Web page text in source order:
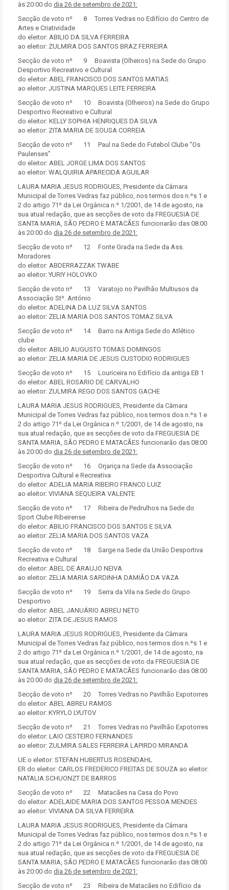
às 20:00 do dia 26 de setembro de 2021:
Secção de voto nº 8 Torres Vedras no Edifício do Centro de
Artes e Criatividade
do eleitor: ABILIO DA SILVA FERREIRA
ao eleitor: ZULMIRA DOS SANTOS BRAZ FERREIRA
Secção de voto nº 9 Boavista (Olheiros) na Sede do Grupo
Desportivo Recreativo e Cultural
do eleitor: ABEL FRANCISCO DOS SANTOS MATIAS
ao eleitor: JUSTINA MARQUES LEITE FERREIRA
Secção de voto nº 10 Boavista (Olheiros) na Sede do Grupo
Desportivo Recreativo e Cultural
do eleitor: KELLY SOPHIA HENRIQUES DA SILVA
ao eleitor: ZITA MARIA DE SOUSA CORREIA
Secção de voto nº 11 Paul na Sede do Futebol Clube “Os
Paulenses”
do eleitor: ABEL JORGE LIMA DOS SANTOS
ao eleitor: WALQUIRIA APARECIDA AGUILAR
LAURA MARIA JESUS RODRIGUES, Presidente da Câmara
Municipal de Torres Vedras faz público, nos termos dos n.ºs 1 e
2 do artigo 71º da Lei Orgânica n.º 1/2001, de 14 de agosto, na
sua atual redação, que as secções de voto da FREGUESIA DE
SANTA MARIA, SÃO PEDRO E MATACÃES funcionarão das 08:00
às 20:00 do dia 26 de setembro de 2021:
Secção de voto nº 12 Fonte Grada na Sede da Ass.
Moradores
do eleitor: ABDERRAZZAK TWABE
ao eleitor: YURIY HOLOVKO
Secção de voto nº 13 Varatojo no Pavilhão Multiusos da
Associação Stº. António
do eleitor: ADELINA DA LUZ SILVA SANTOS
ao eleitor: ZELIA MARIA DOS SANTOS TOMAZ SILVA
Secção de voto nº 14 Barro na Antiga Sede do Atlético
clube
do eleitor: ABILIO AUGUSTO TOMAS DOMINGOS
ao eleitor: ZELIA MARIA DE JESUS CUSTODIO RODRIGUES
Secção de voto nº 15 Louriceira no Edifício da antiga EB 1
do eleitor: ABEL ROSARIO DE CARVALHO
ao eleitor: ZULMIRA REGO DOS SANTOS GACHE
LAURA MARIA JESUS RODRIGUES, Presidente da Câmara
Municipal de Torres Vedras faz público, nos termos dos n.ºs 1 e
2 do artigo 71º da Lei Orgânica n.º 1/2001, de 14 de agosto, na
sua atual redação, que as secções de voto da FREGUESIA DE
SANTA MARIA, SÃO PEDRO E MATACÃES funcionarão das 08:00
às 20:00 do dia 26 de setembro de 2021:
Secção de voto nº 16 Orjariça na Sede da Associação
Desportiva Cultural e Recreativa
do eleitor: ADELIA MARIA RIBEIRO FRANCO LUIZ
ao eleitor: VIVIANA SEQUEIRA VALENTE
Secção de voto nº 17 Ribeira de Pedrulhos na Sede do
Sport Clube Ribeirense
do eleitor: ABILIO FRANCISCO DOS SANTOS E SILVA
ao eleitor: ZELIA MARIA DOS SANTOS VAZA
Secção de voto nº 18 Sarge na Sede da União Desportiva
Recreativa e Cultural
do eleitor: ABEL DE ARAUJO NEIVA
ao eleitor: ZELIA MARIA SARDINHA DAMIÃO DA VAZA
Secção de voto nº 19 Serra da Vila na Sede do Grupo
Desportivo
do eleitor: ABEL JANUÁRIO ABREU NETO
ao eleitor: ZITA DE JESUS RAMOS
LAURA MARIA JESUS RODRIGUES, Presidente da Câmara
Municipal de Torres Vedras faz público, nos termos dos n.ºs 1 e
2 do artigo 71º da Lei Orgânica n.º 1/2001, de 14 de agosto, na
sua atual redação, que as secções de voto da FREGUESIA DE
SANTA MARIA, SÃO PEDRO E MATACÃES funcionarão das 08:00
às 20:00 do dia 26 de setembro de 2021:
Secção de voto nº 20 Torres Vedras no Pavilhão Expotorres
do eleitor: ABEL ABREU RAMOS
ao eleitor: KYRYLO LYUTOV
Secção de voto nº 21 Torres Vedras no Pavilhão Expotorres
do eleitor: LAIO CESTEIRO FERNANDES
ao eleitor: ZULMIRA SALES FERREIRA LAPIRDO MIRANDA
UE o eleitor: STEFAN HUBERTUS ROSENDAHL
ER do eleitor: CARLOS FREDERICO FREITAS DE SOUZA ao eleitor:
NATALIA SCHUONZT DE BARROS
Secção de voto nº 22 Matacães na Casa do Povo
do eleitor: ADELAIDE MARIA DOS SANTOS PESSOA MENDES
ao eleitor: VIVIANA DA SILVA FERREIRA
LAURA MARIA JESUS RODRIGUES, Presidente da Câmara
Municipal de Torres Vedras faz público, nos termos dos n.ºs 1 e
2 do artigo 71º da Lei Orgânica n.º 1/2001, de 14 de agosto, na
sua atual redação, que as secções de voto da FREGUESIA DE
SANTA MARIA, SÃO PEDRO E MATACÃES funcionarão das 08:00
às 20:00 do dia 26 de setembro de 2021:
Secção de voto nº 23 Ribeira de Matacães no Edifício da